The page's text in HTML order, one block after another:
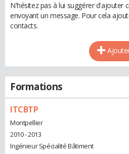
N'hésitez pas à lui suggérer d'ajouter
envoyant un message. Pour cela
contacts.
Formations
ITCBTP
Montpellier
2010 - 2013
Ingénieur Spécialité Bâtiment